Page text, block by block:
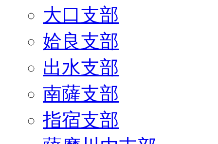
大口支部
姶良支部
出水支部
南薩支部
指宿支部